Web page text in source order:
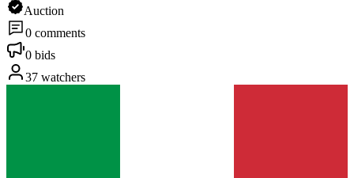
Auction
0 comments
0 bids
37 watchers